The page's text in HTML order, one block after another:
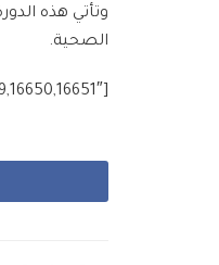
وتأتي هذه
الصحية.
[g_slider2 source=”media: 16636,16637,16638,16639,16640,16641,16642,16643,16644,16645,16646,16647,16648,16649,16650,16651″]